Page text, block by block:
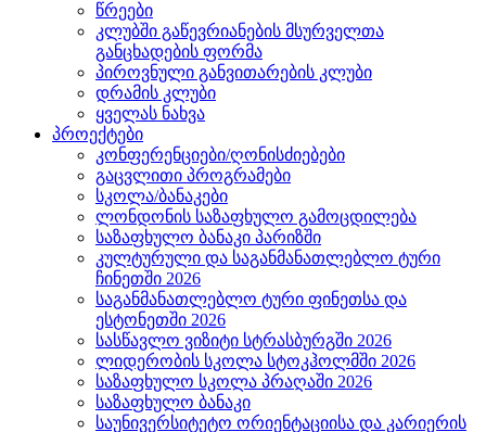
წრეები
კლუბში გაწევრიანების მსურველთა
განცხადების ფორმა
პიროვნული განვითარების კლუბი
დრამის კლუბი
ყველას ნახვა
პროექტები
კონფერენციები/ღონისძიებები
გაცვლითი პროგრამები
სკოლა/ბანაკები
ლონდონის საზაფხულო გამოცდილება
საზაფხულო ბანაკი პარიზში
კულტურული და საგანმანათლებლო ტური
ჩინეთში 2026
საგანმანათლებლო ტური ფინეთსა და
ესტონეთში 2026
სასწავლო ვიზიტი სტრასბურგში 2026
ლიდერობის სკოლა სტოკჰოლმში 2026
საზაფხულო სკოლა პრაღაში 2026
საზაფხულო ბანაკი
საუნივერსიტეტო ორიენტაციისა და კარიერის